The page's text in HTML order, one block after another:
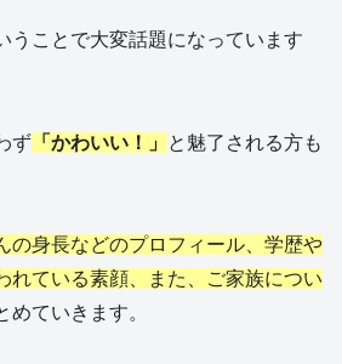
うことで大変話題になっています
ず 「かわいい！」 と魅了される方も
の身長などのプロフィール、学歴や
れている素顔、また、ご家族につい
めていきます。